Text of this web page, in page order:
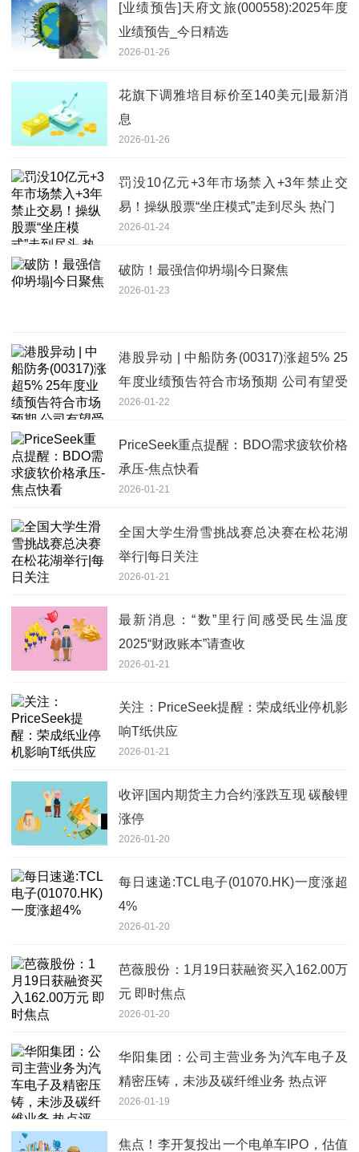
[业绩预告]天府文旅(000558):2025年度
业绩预告_今日精选
2026-01-26
花旗下调雅培目标价至140美元|最新消
息
2026-01-26
罚没10亿元+3年市场禁入+3年禁止交
易！操纵股票“坐庄模式”走到尽头 热门
2026-01-24
破防！最强信仰坍塌|今日聚焦
2026-01-23
港股异动 | 中船防务(00317)涨超5% 25
年度业绩预告符合市场预期 公司有望受
益船舶总装资产整合推进 今热点
2026-01-22
PriceSeek重点提醒：BDO需求疲软价格
承压-焦点快看
2026-01-21
全国大学生滑雪挑战赛总决赛在松花湖
举行|每日关注
2026-01-21
最新消息：“数”里行间感受民生温度
2025“财政账本”请查收
2026-01-21
关注：PriceSeek提醒：荣成纸业停机影
响T纸供应
2026-01-21
收评|国内期货主力合约涨跌互现 碳酸锂
涨停
2026-01-20
每日速递:TCL电子(01070.HK)一度涨超
4%
2026-01-20
芭薇股份：1月19日获融资买入162.00万
元 即时焦点
2026-01-20
华阳集团：公司主营业务为汽车电子及
精密压铸，未涉及碳纤维业务 热点评
2026-01-19
焦点！李开复投出一个电单车IPO，估值